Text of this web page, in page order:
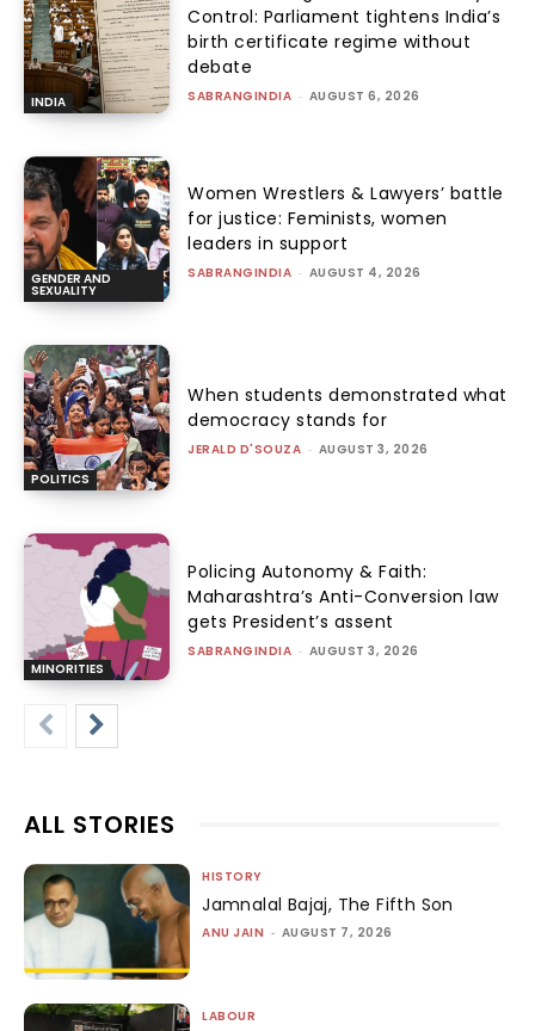
INDIA
Control: Parliament tightens India’s
birth certificate regime without
debate
SABRANGINDIA - AUGUST 6, 2026
GENDER AND
SEXUALITY
Women Wrestlers & Lawyers’ battle
for justice: Feminists, women
leaders in support
SABRANGINDIA - AUGUST 4, 2026
POLITICS
When students demonstrated what
democracy stands for
JERALD D'SOUZA - AUGUST 3, 2026
MINORITIES
Policing Autonomy & Faith:
Maharashtra’s Anti-Conversion law
gets President’s assent
SABRANGINDIA - AUGUST 3, 2026
ALL STORIES
HISTORY
Jamnalal Bajaj, The Fifth Son
ANU JAIN - AUGUST 7, 2026
LABOUR